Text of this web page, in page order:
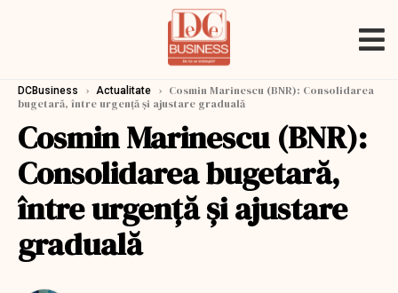
DCBusiness › Actualitate › Cosmin Marinescu (BNR): Consolidarea
bugetară, între urgență și ajustare graduală
Cosmin Marinescu (BNR):
Consolidarea bugetară,
între urgență și ajustare
graduală